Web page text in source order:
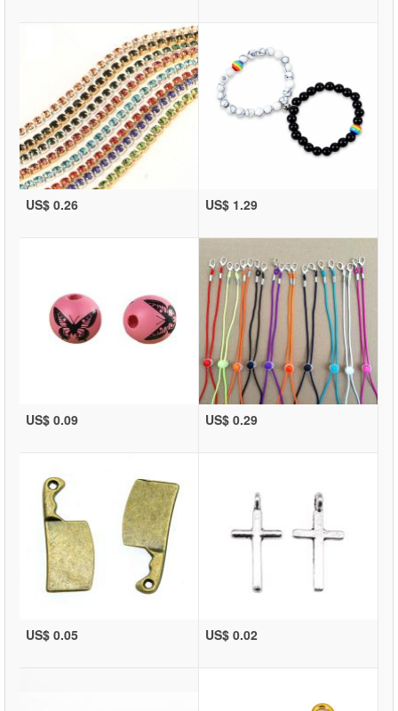
US$ 0.26 US$ 1.29
US$ 0.09 US$ 0.29
US$ 0.05 US$ 0.02